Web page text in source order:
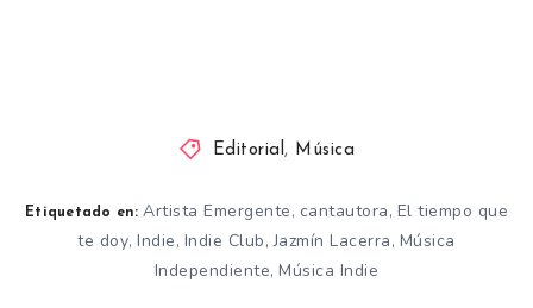
Editorial , Música
Etiquetado en: Artista Emergente, cantautora, El tiempo que
te doy,Indie, Indie Club,Jazmín Lacerra, Música
Independiente,Música Indie